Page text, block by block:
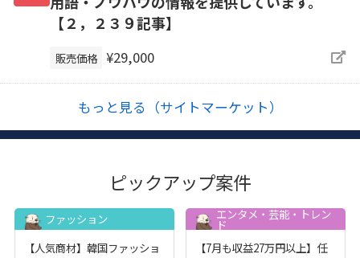
【２，２３９記事】
販売価格 ¥29,000
もっと見る（サイトマーケット）
ピックアップ案件
ファッション
【人気商材】韓国ファッショ
エンタメ・芸能・トレン
ド
【7月も収益27万円以上】任